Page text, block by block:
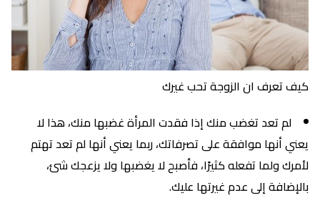
كيف تعرف ان الزوجة تحب غيرك
لم تعد تغضب منك إذا فقدت المرأة غضبها منك، هذا لا
يعني أنها موافقة على تصرفاتك، ربما يعني أنها لم تعد تهتم
لأمرك ولما تفعله كثيرًا، فأصبح لا يغضبها ولا يزعجك شئ،
بالإضافة إلى عدم غيرتها عليك.